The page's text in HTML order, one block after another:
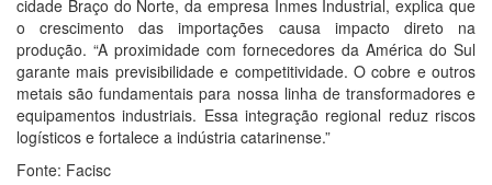
cidade Braço do Norte, da empresa Inmes Industrial, explica que
o crescimento das importações causa impacto direto na
produção. “A proximidade com fornecedores da América do Sul
garante mais previsibilidade e competitividade. O cobre e outros
metais são fundamentais para nossa linha de transformadores e
equipamentos industriais. Essa integração regional reduz riscos
logísticos e fortalece a indústria catarinense.”
Fonte: Facisc